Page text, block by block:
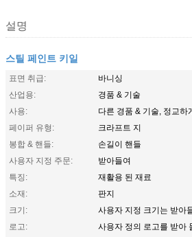
설명
스틸 페인트 키일
표면 취급:
바니싱
산업용:
경품 & 기술
사용:
다른 경품 & 기술, 정교하
페이퍼 유형:
크라프트 지
봉합 & 핸들:
손길이 핸들
사용자 지정 주문:
받아들여
특징:
재활용 된 재료
소재:
판지
크기:
사용자 지정 크기는 받아
로고:
사용자 정의 로고를 받아